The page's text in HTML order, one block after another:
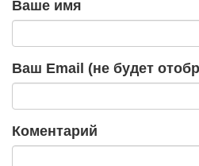
Ваше имя
Ваш Email (не будет
Коментарий